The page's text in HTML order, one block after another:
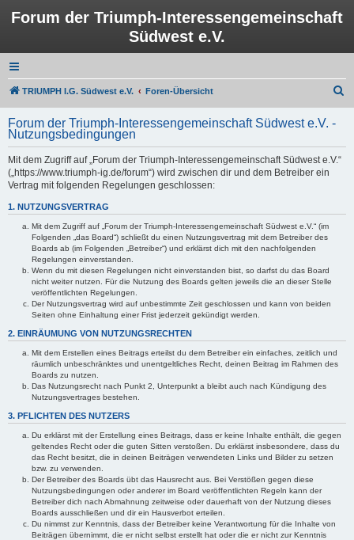
Forum der Triumph-Interessengemeinschaft
Südwest e.V.
TRIUMPH I.G. Südwest e.V. Foren-Übersicht
u
h
Forum der Triumph-Interessengemeinschaft Südwest e.V. -
Nutzungsbedingungen
Mit dem Zugriff auf „Forum der Triumph-Interessengemeinschaft Südwest e.V.“
(„https://www.triumph-ig.de/forum“) wird zwischen dir und dem Betreiber ein
Vertrag mit folgenden Regelungen geschlossen:
1. NUTZUNGSVERTRAG
Mit dem Zugriff auf „Forum der Triumph-Interessengemeinschaft Südwest e.V.“ (im
Folgenden „das Board“) schließt du einen Nutzungsvertrag mit dem Betreiber des
Boards ab (im Folgenden „Betreiber“) und erklärst dich mit den nachfolgenden
Regelungen einverstanden.
Wenn du mit diesen Regelungen nicht einverstanden bist, so darfst du das Board
nicht weiter nutzen. Für die Nutzung des Boards gelten jeweils die an dieser Stelle
veröffentlichten Regelungen.
Der Nutzungsvertrag wird auf unbestimmte Zeit geschlossen und kann von beiden
Seiten ohne Einhaltung einer Frist jederzeit gekündigt werden.
2. EINRÄUMUNG VON NUTZUNGSRECHTEN
Mit dem Erstellen eines Beitrags erteilst du dem Betreiber ein einfaches, zeitlich und
räumlich unbeschränktes und unentgeltliches Recht, deinen Beitrag im Rahmen des
Boards zu nutzen.
Das Nutzungsrecht nach Punkt 2, Unterpunkt a bleibt auch nach Kündigung des
Nutzungsvertrages bestehen.
3. PFLICHTEN DES NUTZERS
Du erklärst mit der Erstellung eines Beitrags, dass er keine Inhalte enthält, die gegen
geltendes Recht oder die guten Sitten verstoßen. Du erklärst insbesondere, dass du
das Recht besitzt, die in deinen Beiträgen verwendeten Links und Bilder zu setzen
bzw. zu verwenden.
Der Betreiber des Boards übt das Hausrecht aus. Bei Verstößen gegen diese
Nutzungsbedingungen oder anderer im Board veröffentlichten Regeln kann der
Betreiber dich nach Abmahnung zeitweise oder dauerhaft von der Nutzung dieses
Boards ausschließen und dir ein Hausverbot erteilen.
Du nimmst zur Kenntnis, dass der Betreiber keine Verantwortung für die Inhalte von
Beiträgen übernimmt, die er nicht selbst erstellt hat oder die er nicht zur Kenntnis